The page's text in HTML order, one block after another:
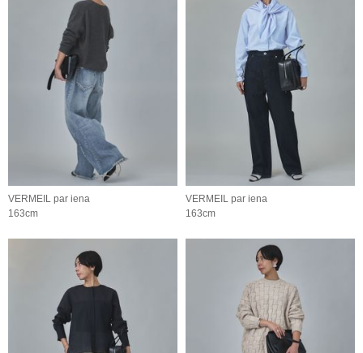
VERMEIL par iena
163cm
VERMEIL par iena
163cm